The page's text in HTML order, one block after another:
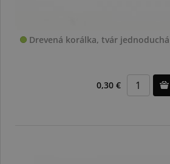
Drevená korálka, tvár jednoduchá
0,30 €